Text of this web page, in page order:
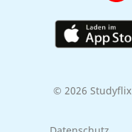
© 2026 Studyflix